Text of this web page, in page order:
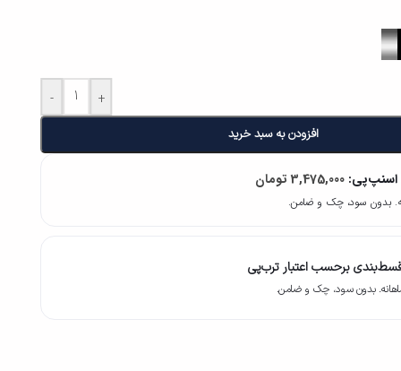
- +
افزودن به سبد خرید
اسنپ‌پی: 3,475,000 تومان
برحسب اعتبار ترب‌پی